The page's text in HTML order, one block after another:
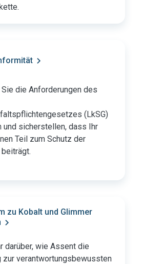
die Anforderungen des
(LkSG)
und sicherstellen, dass Ihr
Teil zum Schutz der
zu Kobalt und Glimmer
darüber, wie Assent die
zur verantwortungsbewussten